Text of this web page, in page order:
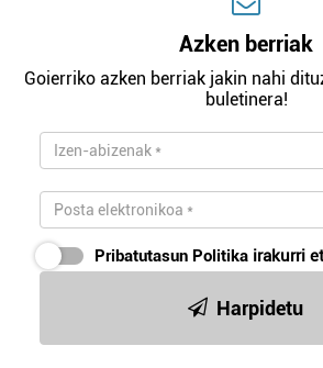
Azken berriak
Goierriko azken berriak jakin nahi
buletinera!
Pribatutasun Politika irakurri
Harpidetu